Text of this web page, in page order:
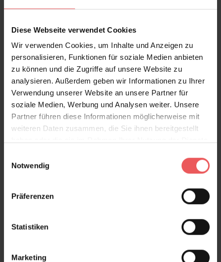
Diese Webseite verwendet Cookies
Wir verwenden Cookies, um Inhalte und Anzeigen zu
personalisieren, Funktionen für soziale Medien anbieten
zu können und die Zugriffe auf unsere Website zu
analysieren. Außerdem geben wir Informationen zu Ihrer
Verwendung unserer Website an unsere Partner für
soziale Medien, Werbung und Analysen weiter. Unsere
Partner führen diese Informationen möglicherweise mit
weiteren Daten zusammen, die Sie ihnen bereitgestellt
Notwendig
Präferenzen
Statistiken
Marketing
Paper Meadow Wallpaper in Brume
117,95 €